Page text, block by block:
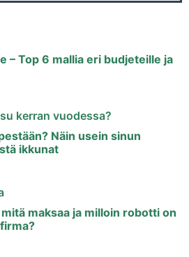
– Top 6 mallia eri budjeteille ja
Näin usein sinun
ikkunat
maksaa ja milloin robotti on